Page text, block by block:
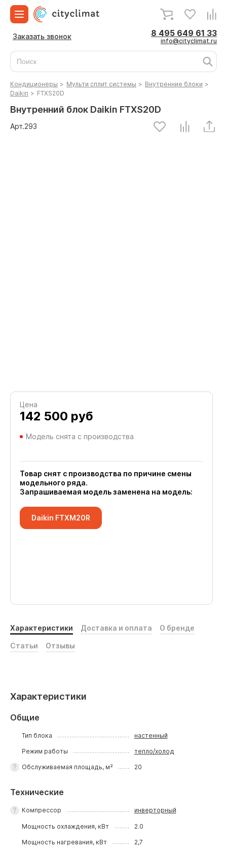
Заказать звонок 8 495 649 61 33
info@cityclimat.ru
Кондиционеры > Мульти сплит системы > Внутренние блоки >
Daikin > FTXS20D
Внутренний блок Daikin FTXS20D
Арт.293
Цена
142 500 руб
Модель снята с производства
Товар снят с производства по причине смены
модельного ряда.
Запрашиваемая модель заменена на модель:
Daikin FTXM20R
Характеристики Доставка и оплата О бренде
Статьи Отзывы
Характеристики
Общие
Тип блока настенный
Режим работы тепло/холод
Обслуживаемая площадь, м² 20
Технические
Компрессор инверторный
Мощность охлаждения, кВт 2.0
Мощность нагревания, кВт 2,7